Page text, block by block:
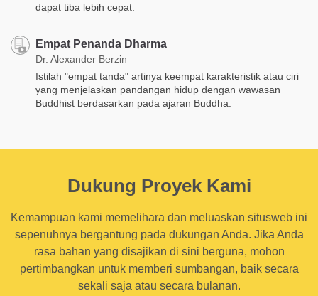
dapat tiba lebih cepat.
Empat Penanda Dharma
Dr. Alexander Berzin
Istilah "empat tanda" artinya keempat karakteristik atau ciri
yang menjelaskan pandangan hidup dengan wawasan
Buddhist berdasarkan pada ajaran Buddha.
Dukung Proyek Kami
Kemampuan kami memelihara dan meluaskan situsweb ini
sepenuhnya bergantung pada dukungan Anda. Jika Anda
rasa bahan yang disajikan di sini berguna, mohon
pertimbangkan untuk memberi sumbangan, baik secara
sekali saja atau secara bulanan.